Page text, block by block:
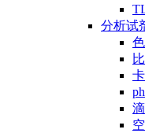
分析试